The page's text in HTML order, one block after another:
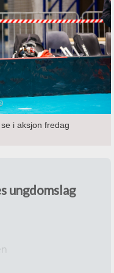
i aksjon fredag
ungdomslag